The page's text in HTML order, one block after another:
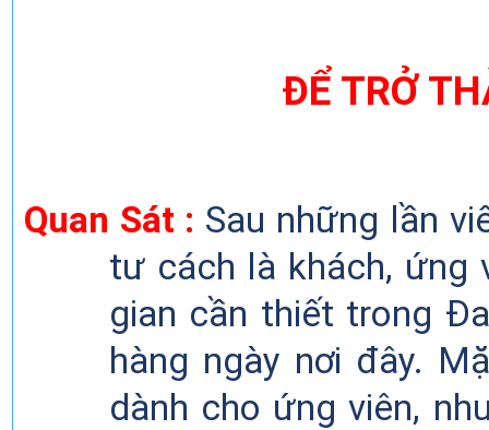
ĐỂ TRỞ
Quan Sát : Sau những lần
tư cách là khách, ứng
gian cần thiết trong
hàng ngày nơi đây.
dành cho ứng viên,